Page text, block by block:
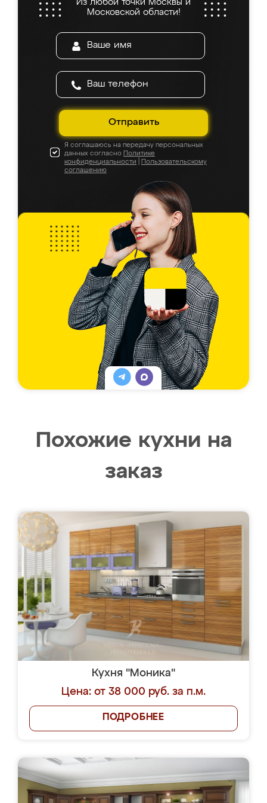
Из любой точки Москвы и
Московской области!
Отправить
Я соглашаюсь на передачу персональных
данных согласно Политике
конфиденциальности
Пользовательскому
соглашению
Похожие кухни на
заказ
Кухня "Моника"
Цена: от 38 000 руб. за п.м.
ПОДРОБНЕЕ